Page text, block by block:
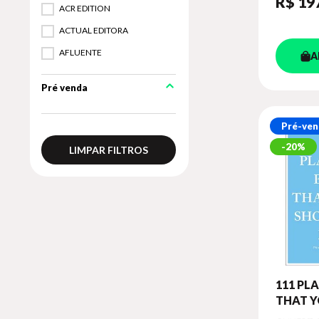
ACR EDITION
ACTUAL EDITORA
AFLUENTE
ALEPH
ANAYA
Pré venda
LIMPAR FILTROS
Pré-
20%
111
THAT